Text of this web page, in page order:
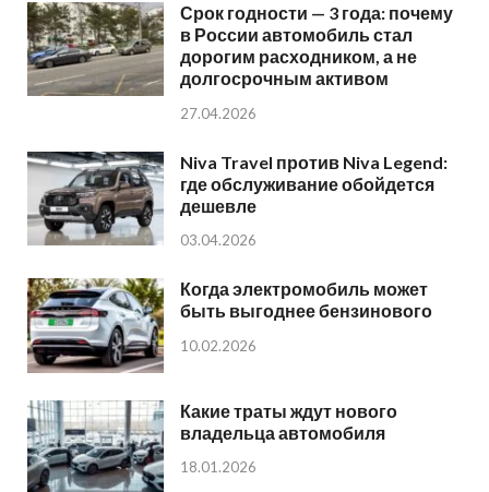
Срок годности — 3 года: почему
в России автомобиль стал
дорогим расходником, а не
долгосрочным активом
27.04.2026
Niva Travel против Niva Legend:
где обслуживание обойдется
дешевле
03.04.2026
Когда электромобиль может
быть выгоднее бензинового
10.02.2026
Какие траты ждут нового
владельца автомобиля
18.01.2026